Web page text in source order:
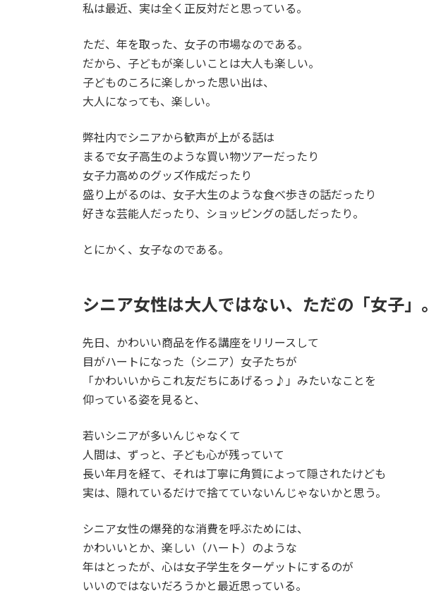
私は最近、実は全く正反対だと思っている。
ただ、年を取った、女子の市場なのである。
だから、子どもが楽しいことは大人も楽しい。
子どものころに楽しかった思い出は、
大人になっても、楽しい。
弊社内でシニアから歓声が上がる話は
まるで女子高生のような買い物ツアーだったり
女子力高めのグッズ作成だったり
盛り上がるのは、女子大生のような食べ歩きの話だったり
好きな芸能人だったり、ショッピングの話しだったり。
とにかく、女子なのである。
シニア女性は大人ではない、ただの「女子」。
先日、かわいい商品を作る講座をリリースして
目がハートになった（シニア）女子たちが
「かわいいからこれ友だちにあげるっ♪」みたいなことを
仰っている姿を見ると、
若いシニアが多いんじゃなくて
人間は、ずっと、子ども心が残っていて
長い年月を経て、それは丁寧に角質によって隠されたけども
実は、隠れているだけで捨てていないんじゃないかと思う。
シニア女性の爆発的な消費を呼ぶためには、
かわいいとか、楽しい（ハート）のような
年はとったが、心は女子学生をターゲットにするのが
いいのではないだろうかと最近思っている。